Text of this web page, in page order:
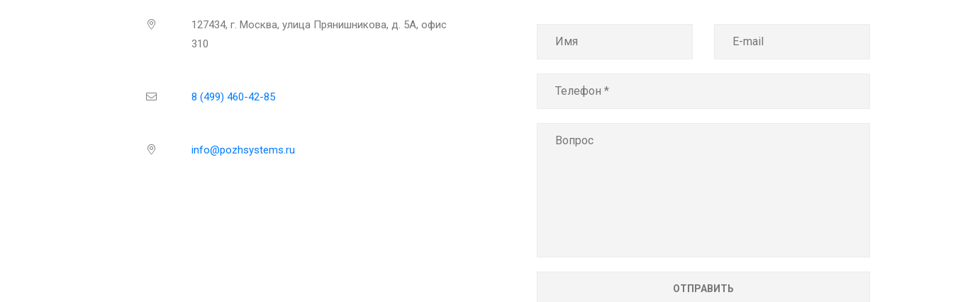
127434, г. Москва, улица Прянишникова, д. 5А, офис
310
8 (499) 460-42-85
info@pozhsystems.ru